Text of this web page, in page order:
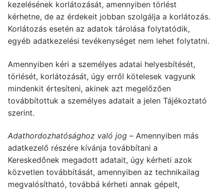
kezelésének korlátozását, amennyiben törlést
kérhetne, de az érdekeit jobban szolgálja a korlátozás.
Korlátozás esetén az adatok tárolása folytatódik,
egyéb adatkezelési tevékenységet nem lehet folytatni.
Amennyiben kéri a személyes adatai helyesbítését,
törlését, korlátozását, úgy erről kötelesek vagyunk
mindenkit értesíteni, akinek azt megelőzően
továbbítottuk a személyes adatait a jelen Tájékoztató
szerint.
Adathordozhatósághoz való jog – Amennyiben más
adatkezelő részére kívánja továbbítani a
Kereskedőnek megadott adatait, úgy kérheti azok
közvetlen továbbítását, amennyiben az technikailag
megvalósítható, továbbá kérheti annak gépelt,